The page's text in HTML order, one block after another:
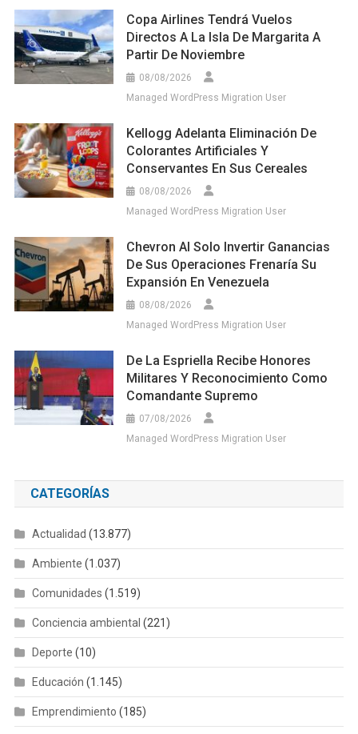
Copa Airlines Tendrá Vuelos
Directos A La Isla De Margarita A
Partir De Noviembre
08/08/2026
Managed WordPress Migration User
Kellogg Adelanta Eliminación De
Colorantes Artificiales Y
Conservantes En Sus Cereales
08/08/2026
Managed WordPress Migration User
Chevron Al Solo Invertir Ganancias
De Sus Operaciones Frenaría Su
Expansión En Venezuela
08/08/2026
Managed WordPress Migration User
De La Espriella Recibe Honores
Militares Y Reconocimiento Como
Comandante Supremo
07/08/2026
Managed WordPress Migration User
CATEGORÍAS
Actualidad (13.877)
Ambiente (1.037)
Comunidades (1.519)
Conciencia ambiental (221)
Deporte (10)
Educación (1.145)
Emprendimiento (185)